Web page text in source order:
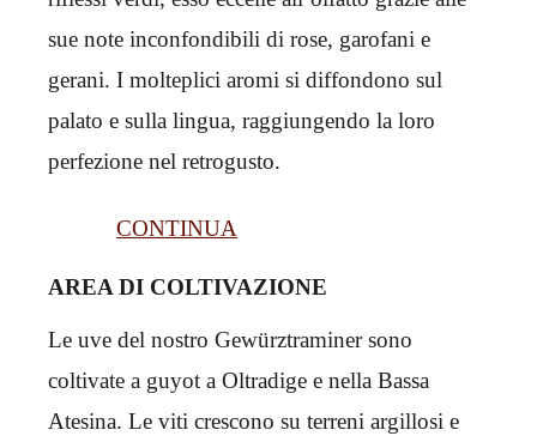
sue note inconfondibili di rose, garofani e
gerani. I molteplici aromi si diffondono sul
palato e sulla lingua, raggiungendo la loro
perfezione nel retrogusto.
CONTINUA
AREA DI COLTIVAZIONE
Le uve del nostro Gewürztraminer sono
coltivate a guyot a Oltradige e nella Bassa
Atesina. Le viti crescono su terreni argillosi e